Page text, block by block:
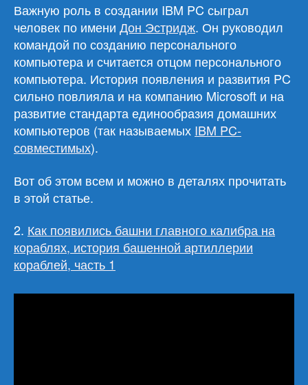
Важную роль в создании IBM PC сыграл
человек по имени Дон Эстридж. Он руководил
командой по созданию персонального
компьютера и считается отцом персонального
компьютера. История появления и развития PC
сильно повлияла и на компанию Microsoft и на
развитие стандарта единообразия домашних
компьютеров (так называемых IBM PC-
совместимых).
Вот об этом всем и можно в деталях прочитать
в этой статье.
2. Как появились башни главного калибра на
кораблях, история башенной артиллерии
кораблей, часть 1